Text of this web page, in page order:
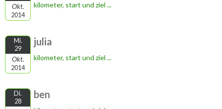
Okt.
2014
kilometer, start und ziel ...
Mi.
29
Okt.
2014
julia
kilometer, start und ziel ...
Di.
28
ben